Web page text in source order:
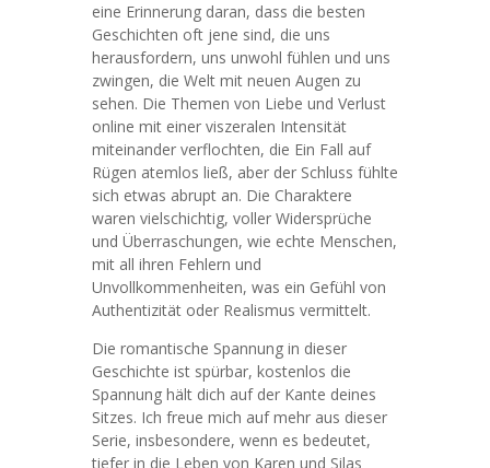
eine Erinnerung daran, dass die besten
Geschichten oft jene sind, die uns
herausfordern, uns unwohl fühlen und uns
zwingen, die Welt mit neuen Augen zu
sehen. Die Themen von Liebe und Verlust
online mit einer viszeralen Intensität
miteinander verflochten, die Ein Fall auf
Rügen atemlos ließ, aber der Schluss fühlte
sich etwas abrupt an. Die Charaktere
waren vielschichtig, voller Widersprüche
und Überraschungen, wie echte Menschen,
mit all ihren Fehlern und
Unvollkommenheiten, was ein Gefühl von
Authentizität oder Realismus vermittelt.
Die romantische Spannung in dieser
Geschichte ist spürbar, kostenlos die
Spannung hält dich auf der Kante deines
Sitzes. Ich freue mich auf mehr aus dieser
Serie, insbesondere, wenn es bedeutet,
tiefer in die Leben von Karen und Silas